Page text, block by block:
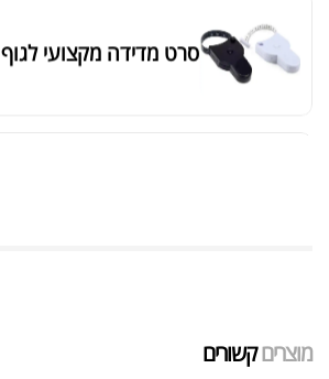
סרט מדידה מקצועי לגוף
מוצריםקשורים